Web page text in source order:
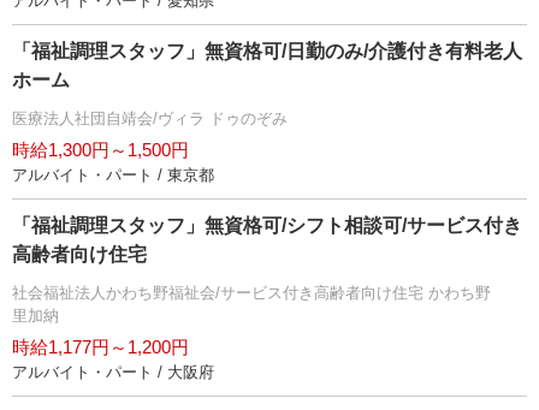
「福祉調理スタッフ」無資格可/日勤のみ/介護付き有料老人
ホーム
医療法人社団自靖会/ヴィラ ドゥのぞみ
時給1,300円～1,500円
アルバイト・パート / 東京都
「福祉調理スタッフ」無資格可/シフト相談可/サービス付き
高齢者向け住宅
社会福祉法人かわち野福祉会/サービス付き高齢者向け住宅 かわち野
里加納
時給1,177円～1,200円
アルバイト・パート / 大阪府